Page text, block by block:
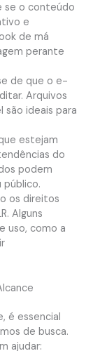
se o conteúdo
e
de má
perante
de que o e-
Arquivos
são ideais para
estejam
do
podem
os direitos
Alguns
uso, como a
é essencial
de busca.
ajudar: